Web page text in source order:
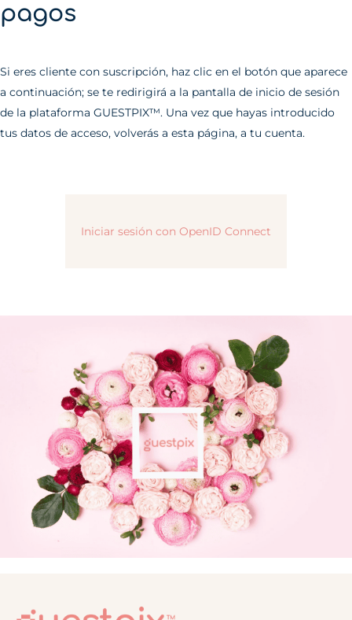
pagos
Si eres cliente con suscripción, haz clic en el botón que aparece
a continuación; se te redirigirá a la pantalla de inicio de sesión
de la plataforma GUESTPIX™. Una vez que hayas introducido
tus datos de acceso, volverás a esta página, a tu cuenta.
Iniciar sesión con OpenID Connect